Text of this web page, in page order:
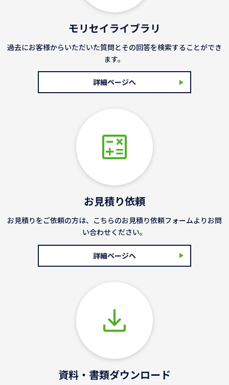
モリセイライブラリ
過去にお客様からいただいた質問とその回答を検索することができ
ます。
詳細ページへ
お見積り依頼
お見積りをご依頼の方は、こちらのお見積り依頼フォームよりお問
い合わせください。
詳細ページへ
資料・書類ダウンロード